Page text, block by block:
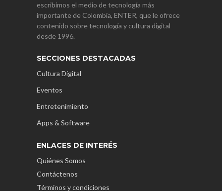
escribimos el medio de tecnología más
importante de Colombia, ENTER, que le ofrece
contenido sobre tecnología y cultura digital
desde 1996.
SECCIONES DESTACADAS
Cultura Digital
Eventos
Entretenimiento
Apps & Software
ENLACES DE INTERÉS
Quiénes Somos
Contáctenos
Términos y condiciones